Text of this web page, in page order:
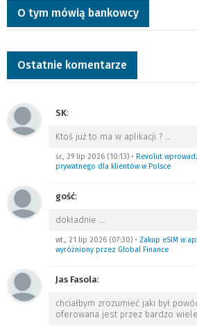
O tym mówią bankowcy
Ostatnie komentarze
SK:
Ktoś już to ma w aplikacji ? …
śr., 29 lip 2026 (10:13) • Revolut
prywatnego dla klientów w Polsce
gość:
dokładnie …
wt., 21 lip 2026 (07:30) • Zakup eSIM w
wyróżniony przez Global Finance
Jas Fasola:
chciałbym zrozumieć jaki był
oferowana jest przez bardzo